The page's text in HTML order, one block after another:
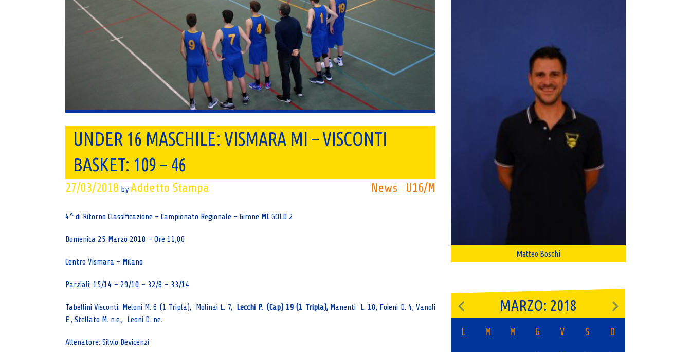
UNDER 16 MASCHILE: VISMARA MI – VISCONTI
BASKET: 109 – 46
News U16/M
27/03/2018 by Addetto Stampa
4^ di Ritorno Classificazione – Campionato Regionale – Girone MI GOLD 2
Domenica 25 Marzo 2018 – Ore 11,00
Centro Vismara – Milano
Parziali: 15/14 – 29/10 – 32/8 – 33/14
Tabellini Visconti: Meloni M. 6 (1 Tripla), Molinai L. 7, Lecchi P. (Cap) 19 (1 Tripla),Manenti L. 10, Foieni D. 4, Vanoli
E., Stellato M. n.e., Leoni D. ne.
Allenatore: Silvio Devicenzi
Matteo Boschi
MARZO: 2018
L M M G V S D